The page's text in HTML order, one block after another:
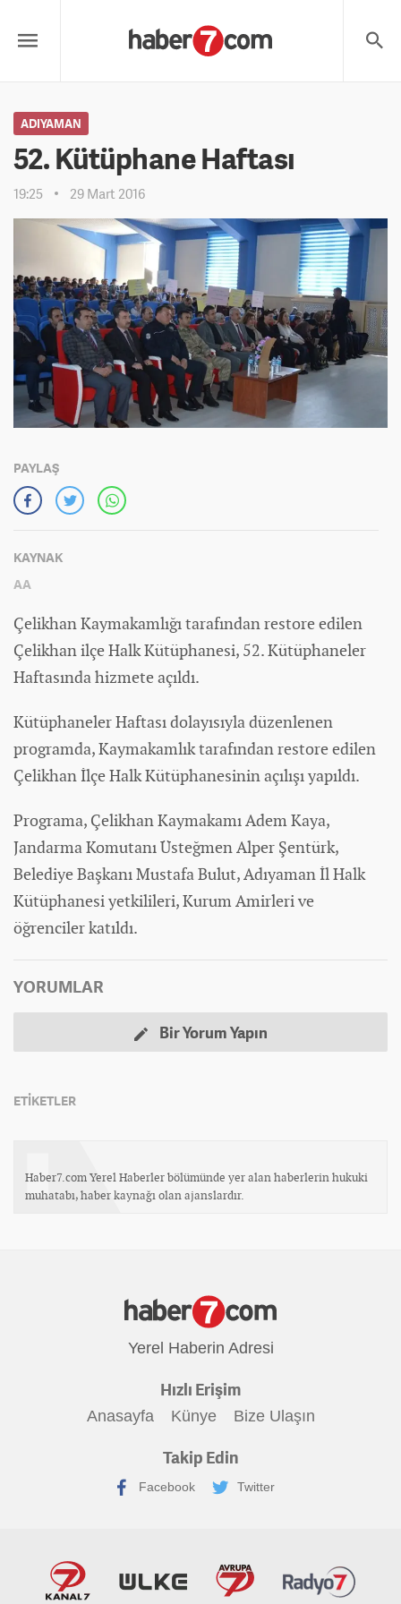
ADIYAMAN
52. Kütüphane Haftası
19:25 29 Mart 2016
PAYLAŞ
KAYNAK
AA
Çelikhan Kaymakamlığı tarafından restore edilen
Çelikhan ilçe Halk Kütüphanesi, 52. Kütüphaneler
Haftasında hizmete açıldı.
Kütüphaneler Haftası dolayısıyla düzenlenen
programda, Kaymakamlık tarafından restore edilen
Çelikhan İlçe Halk Kütüphanesinin açılışı yapıldı.
Programa, Çelikhan Kaymakamı Adem Kaya,
Jandarma Komutanı Üsteğmen Alper Şentürk,
Belediye Başkanı Mustafa Bulut, Adıyaman İl Halk
Kütüphanesi yetkilileri, Kurum Amirleri ve
öğrenciler katıldı.
YORUMLAR
Bir Yorum Yapın
ETİKETLER
Haber7.com Yerel Haberler bölümünde yer alan haberlerin hukuki
muhatabı, haber kaynağı olan ajanslardır.
Yerel Haberin Adresi
Hızlı Erişim
Anasayfa Künye Bize Ulaşın
Takip Edin
Facebook Twitter